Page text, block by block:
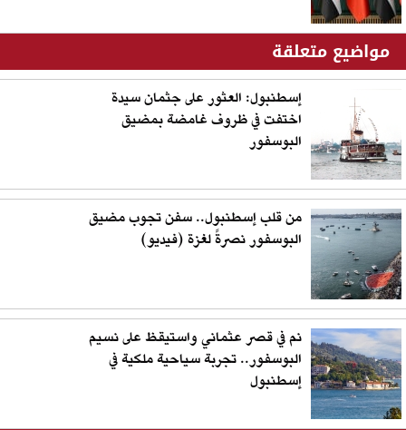
مواضيع متعلقة
إسطنبول: العثور على جثمان سيدة
اختفت في ظروف غامضة بمضيق
البوسفور
من قلب إسطنبول.. سفن تجوب مضيق
البوسفور نصرةً لغزة (فيديو)
نم في قصر عثماني واستيقظ على نسيم
البوسفور.. تجربة سياحية ملكية في
إسطنبول